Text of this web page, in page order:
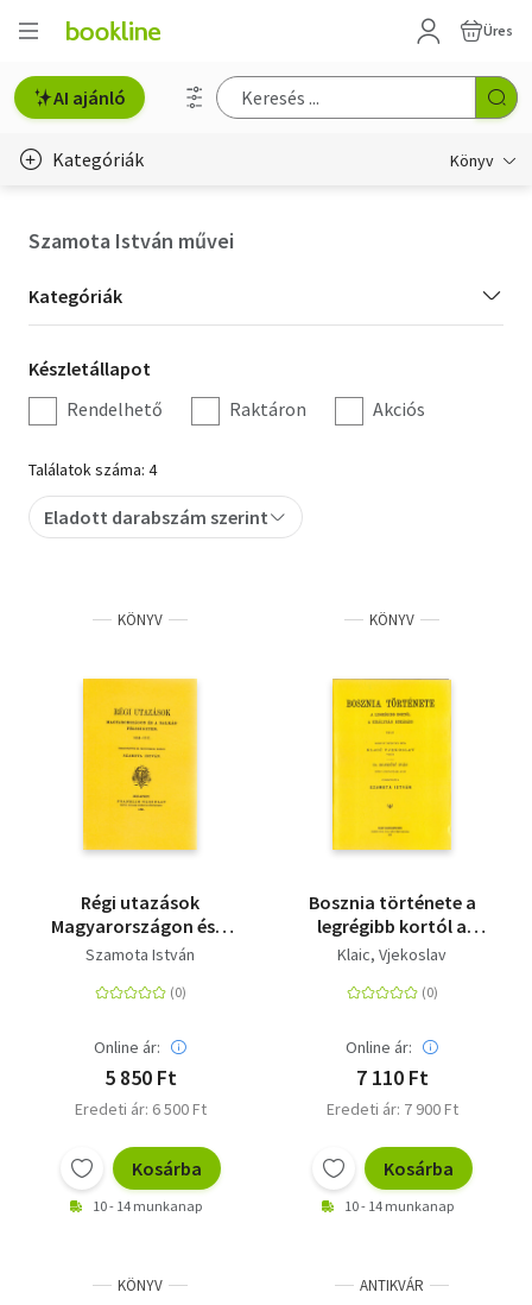
Üres
AI ajánló
Kategóriák Könyv
Hobbi, szabadidő
Irodalom
Művészet
Szakkönyv
Tankönyv, segédkönyv
Társadalomtudomány
Természettudomány
Szamota István művei
Kategória
szűrés
Kategóriák
Készletállapot
szűrés
Készletállapot
Rendelhető
Raktáron Akciós
Találatok száma: 4
Eladott darabszám szerint
KÖNYV
Régi utazások
Magyarországon és a
Balkán-félszigeten
Szamota István
Online ár:
5 850 Ft
Eredeti ár: 6 500 Ft
Kosárba
10 - 14 munkanap
KÖNYV
Bosznia története a
legrégibb kortól a
királyság bukásáig
Klaic, Vjekoslav
Online ár:
7 110 Ft
Eredeti ár: 7 900 Ft
Kosárba
10 - 14 munkanap
KÖNYV ANTIKVÁR